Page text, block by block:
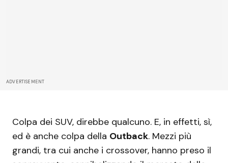
ADVERTISEMENT
Colpa dei SUV, direbbe qualcuno. E, in effetti, sì,
ed è anche colpa della Outback. Mezzi più
grandi, tra cui anche i crossover, hanno preso il